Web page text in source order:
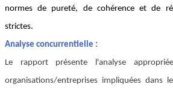
normes de pureté, de cohérence et de
strictes.
Analyse concurrentielle :
Le rapport présente l'analyse
organisations/entreprises impliquées dans